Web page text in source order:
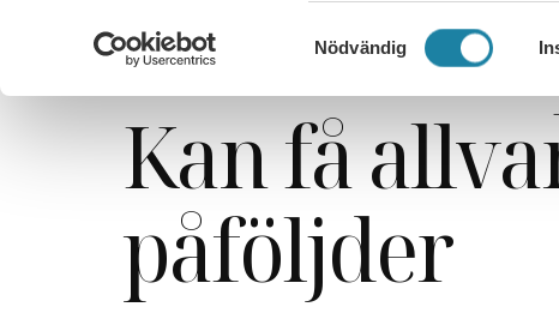
Samtyckesval
Nödvändig
Facket om
Kan få
påföljder